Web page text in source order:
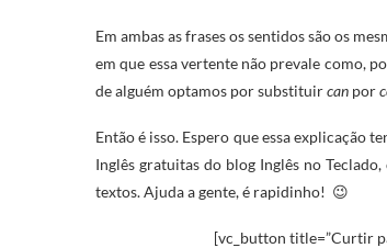
Em ambas as frases os sentidos são os
em que essa vertente não prevale como,
de alguém optamos por substituircan por
Então é isso. Espero que essa explicação
Inglês gratuitas do blog Inglês no
textos. Ajuda a gente, é rapidinho! 😉
[vc_button title=”Curtir